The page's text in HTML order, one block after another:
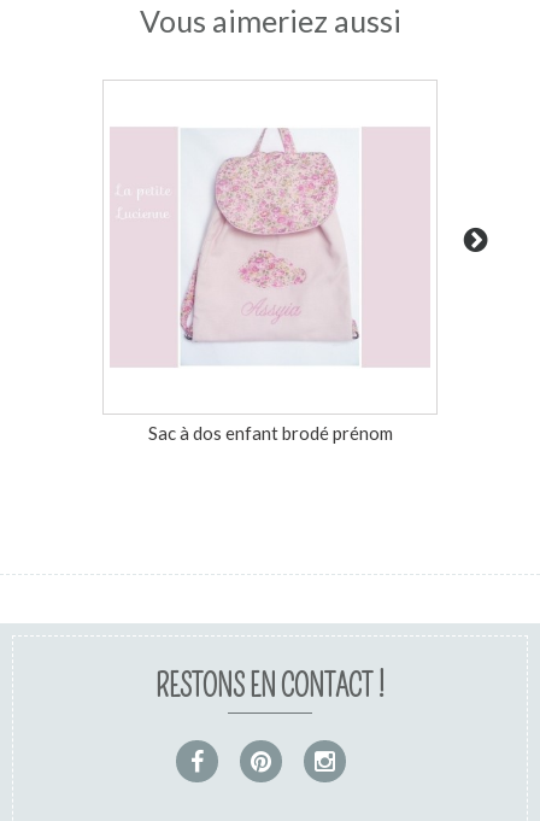
Vous aimeriez aussi
Sac à dos enfant brodé prénom
RESTONS EN CONTACT !